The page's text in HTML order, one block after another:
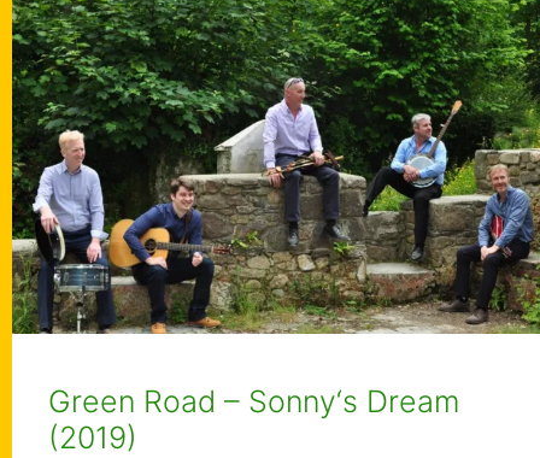
Green Road – Sonny‘s Dream
(2019)